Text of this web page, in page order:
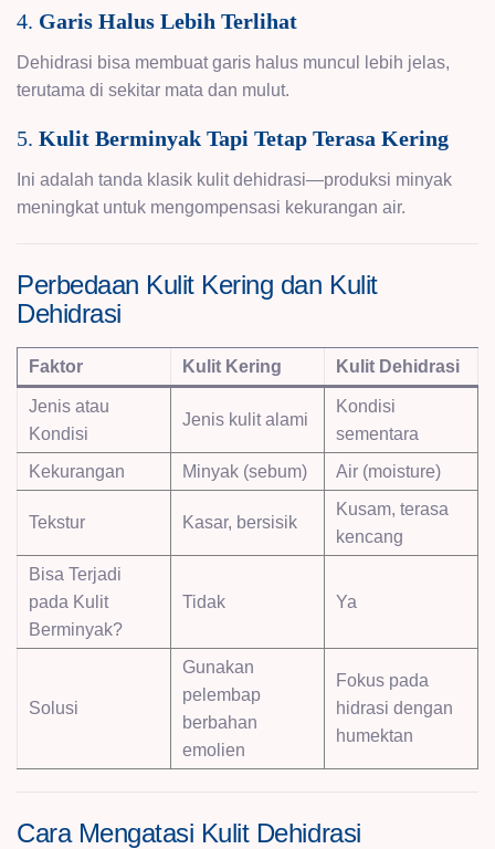
4. Garis Halus Lebih Terlihat
Dehidrasi bisa membuat garis halus muncul lebih jelas,
terutama di sekitar mata dan mulut.
5. Kulit Berminyak Tapi Tetap Terasa Kering
Ini adalah tanda klasik kulit dehidrasi—produksi minyak
meningkat untuk mengompensasi kekurangan air.
Perbedaan Kulit Kering dan Kulit
Dehidrasi
Faktor Kulit Kering Kulit Dehidrasi
Jenis atau
Kondisi
Jenis kulit alami
Kondisi
sementara
Kekurangan
Minyak (sebum) Air (moisture)
Tekstur Kasar, bersisik
Kusam, terasa
kencang
Bisa Terjadi
pada Kulit
Berminyak?
Tidak Ya
Solusi
Gunakan
pelembap
berbahan
emolien
Fokus pada
hidrasi dengan
humektan
Cara Mengatasi Kulit Dehidrasi